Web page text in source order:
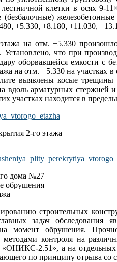
клетки в осях
+5.330, +8.180, +11.030,
на отм. +5.330
что при
оборвавшейся емкости с
на отм. +5.330 на
выявлены косые
вдоль арматурных
участках находится в
2-го этажа
дома №27
обрушения
строительных
задач обследования
момент обрушения.
контроля на
«ОНИКС-2.51», а на
по принципу отрыва со